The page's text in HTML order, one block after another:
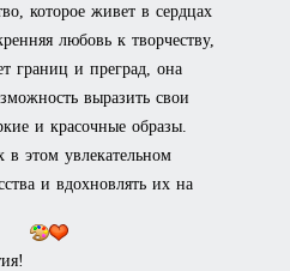
которое живет в сердцах
любовь к творчеству,
границ и преград, она
выразить свои
и красочные образы.
в этом увлекательном
и вдохновлять их на